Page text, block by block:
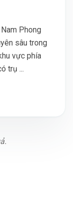
Phong
sâu trong
vực phía
trụ ...